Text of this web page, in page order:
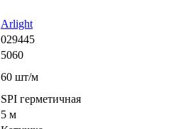
Arlight
029445
5060
60 шт/м
SPI герметичная
5 м